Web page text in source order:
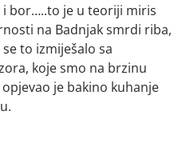
i bor…..to je u teoriji miris
na Badnjak smrdi riba,
to izmiješalo sa
koje smo na brzinu
je bakino kuhanje